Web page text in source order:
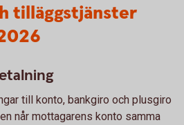
tilläggstjänster
till konto, bankgiro och plusgiro
når mottagarens konto samma